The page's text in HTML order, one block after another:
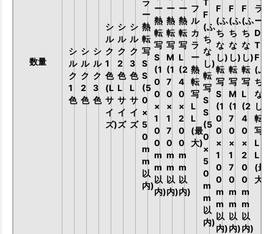
数量
シ
ル
ク
1
色
シ
ル
ク
2
色
シ
ル
ク
3
色
シ
ル
ク
1
色
(L
サ
イ
ズ)
シ
ル
ク
2
色
L
サ
イ
ズ
シ
ル
ク
3
色
L
サ
イ
ズ
ー
熱
転
写
S
S
(5
0
×
5
0
m
m
以
内)
ー
熱
転
写
S
(1
0
0
×
1
0
0
m
m
以
内)
ー
熱
転
写
M
(1
7
0
×
1
7
0
m
m
以
内)
ー
熱
転
写
L
(2
4
0
×
2
0
0
m
m
以
内)
フ
ル
カ
ラ
ー
熱
転
写
L
L
(最
大)
F
(ふ
ち
な
し)
転
写
S
S
(5
0
×
5
0
m
m
以
内)
F
(ふ
ち
な
し)
転
写
S
(1
0
0
×
1
0
0
m
m
以
内)
F
(ふ
ち
な
し)
転
写
M
(1
7
0
×
1
7
0
m
m
以
内)
F
(ふ
ち
な
し)
転
写
L
(2
4
0
×
2
0
0
m
m
以
内)
ラ
ー
D
T
F
(ふ
ち
な
し)
転
写
L
L
(最
大)